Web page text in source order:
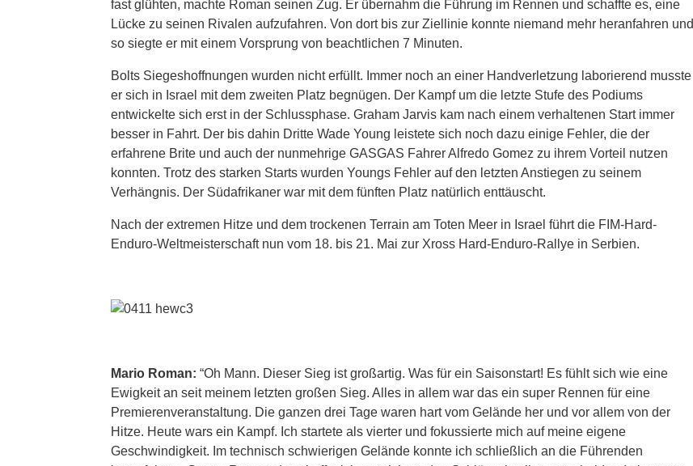
fast glühten, machte Roman seinen Zug. Er übernahm die Führung im Rennen und schaffte es, eine
Lücke zu seinen Rivalen aufzufahren. Von dort bis zur Ziellinie konnte niemand mehr heranfahren und
so siegte er mit einem Vorsprung von beachtlichen 7 Minuten.
Bolts Siegeshoffnungen wurden nicht erfüllt. Immer noch an einer Handverletzung laborierend musste
er sich in Israel mit dem zweiten Platz begnügen. Der Kampf um die letzte Stufe des Podiums
entwickelte sich erst in der Schlussphase. Graham Jarvis kam nach einem verhaltenen Start immer
besser in Fahrt. Der bis dahin Dritte Wade Young leistete sich noch dazu einige Fehler, die der
erfahrene Brite und auch der nunmehrige GASGAS Fahrer Alfredo Gomez zu ihrem Vorteil nutzen
konnten. Trotz des starken Starts wurden Youngs Fehler auf den letzten Anstiegen zu seinem
Verhängnis. Der Südafrikaner war mit dem fünften Platz natürlich enttäuscht.
Nach der extremen Hitze und dem trockenen Terrain am Toten Meer in Israel führt die FIM-Hard-
Enduro-Weltmeisterschaft nun vom 18. bis 21. Mai zur Xross Hard-Enduro-Rallye in Serbien.
Mario Roman: “Oh Mann. Dieser Sieg ist großartig. Was für ein Saisonstart! Es fühlt sich wie eine
Ewigkeit an seit meinem letzten großen Sieg. Alles in allem war das ein super Rennen für eine
Premierenveranstaltung. Die ganzen drei Tage waren hart vom Gelände her und vor allem von der
Hitze. Heute wars ein Kampf. Ich startete als vierter und fokussierte mich auf meine eigene
Geschwindigkeit. Im technisch schwierigen Gelände konnte ich schließlich an die Führenden